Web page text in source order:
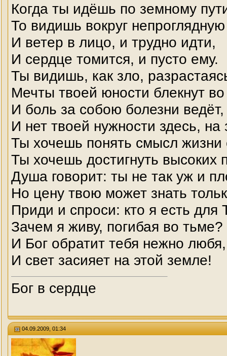
Когда ты идёшь по земному
То видишь вокруг
И ветер в лицо, и трудно идти,
И сердце томится, и пусто ему.
Ты видишь, как зло,
Мечты твоей юности блекнут
И боль за собою болезни ведёт,
И нет твоей нужности здесь, на
Ты хочешь понять смысл жизни
Ты хочешь достигнуть высоких
Душа говорит: ты не так уж и
Но цену твою может знать
Приди и спроси: кто я есть для
Зачем я живу, погибая во тьме?
И Бог обратит тебя нежно любя,
И свет засияет на этой земле!
Бог в сердце
04.09.2009, 01:34